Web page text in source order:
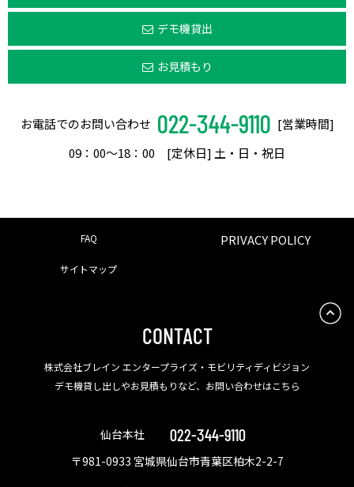
デモ機貸出
お見積もり
お電話でのお問い合わせ 022-344-9110 [営業時間]
09：00〜18：00 [定休日] 土・日・祝日
FAQ PRIVACY POLICY
サイトマップ
CONTACT
株式会社ブレイン エンタープライズ・モビリティディビジョン
デモ機貸し出しやお見積もりなど、お問い合わせはこちら
仙台本社 022-344-9110
〒981-0933 宮城県仙台市青葉区柏木2-2-7